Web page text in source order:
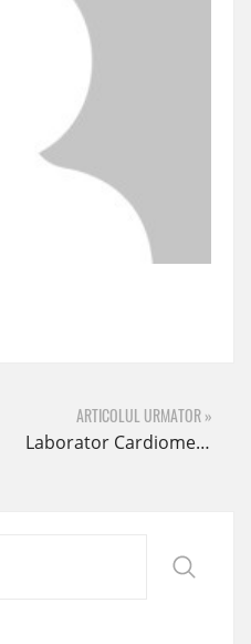
ARTICOLUL URMATOR »
Laborator Cardiomedsal Constanța